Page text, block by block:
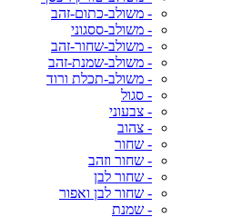
- משולב-כתום-זהב
- משולב-ססגוני
- משולב-שחור-זהב
- משולב-שמנת-זהב
- משולב-תכלת ורוד
- סגול
- צבעוני
- צהוב
- שחור
- שחור וזהב
- שחור לבן
- שחור לבן ואפור
- שמנת